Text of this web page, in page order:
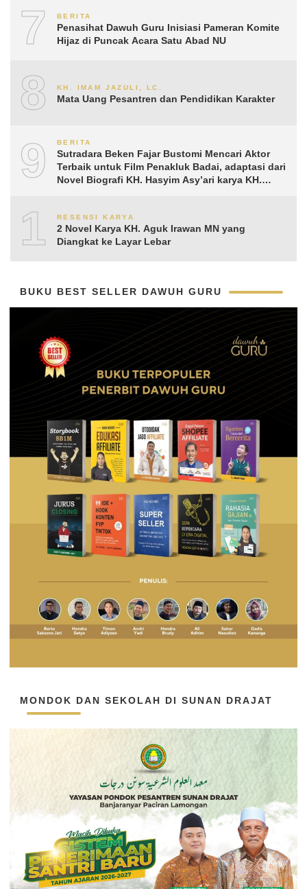
7 BERITA
Penasihat Dawuh Guru Inisiasi Pameran Komite
Hijaz di Puncak Acara Satu Abad NU
8 KH. IMAM JAZULI, LC.
Mata Uang Pesantren dan Pendidikan Karakter
9 BERITA
Sutradara Beken Fajar Bustomi Mencari Aktor
Terbaik untuk Film Penakluk Badai, adaptasi dari
Novel Biografi KH. Hasyim Asy’ari karya KH.
10RESENSI KARYA
2 Novel Karya KH. Aguk Irawan MN yang
Diangkat ke Layar Lebar
BUKU BEST SELLER DAWUH GURU
MONDOK DAN SEKOLAH DI SUNAN DRAJAT